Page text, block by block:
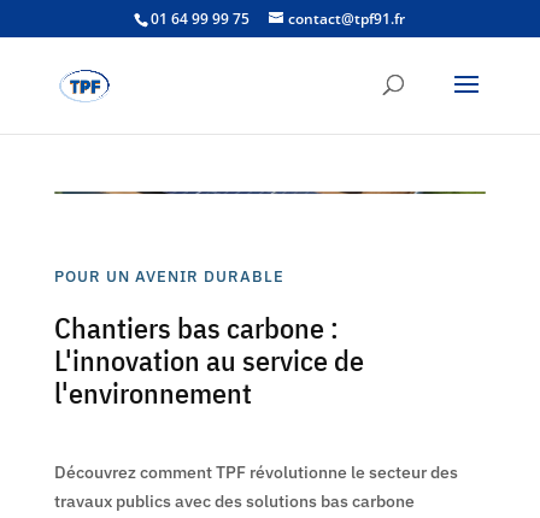
01 64 99 99 75 contact@tpf91.fr
POUR UN AVENIR DURABLE
Chantiers bas carbone :
L'innovation au service de
l'environnement
Découvrez comment TPF révolutionne le secteur des
travaux publics avec des solutions bas carbone